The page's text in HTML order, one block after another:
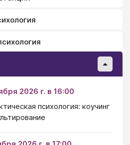
2026 г. в 16:00
психология: коучинг